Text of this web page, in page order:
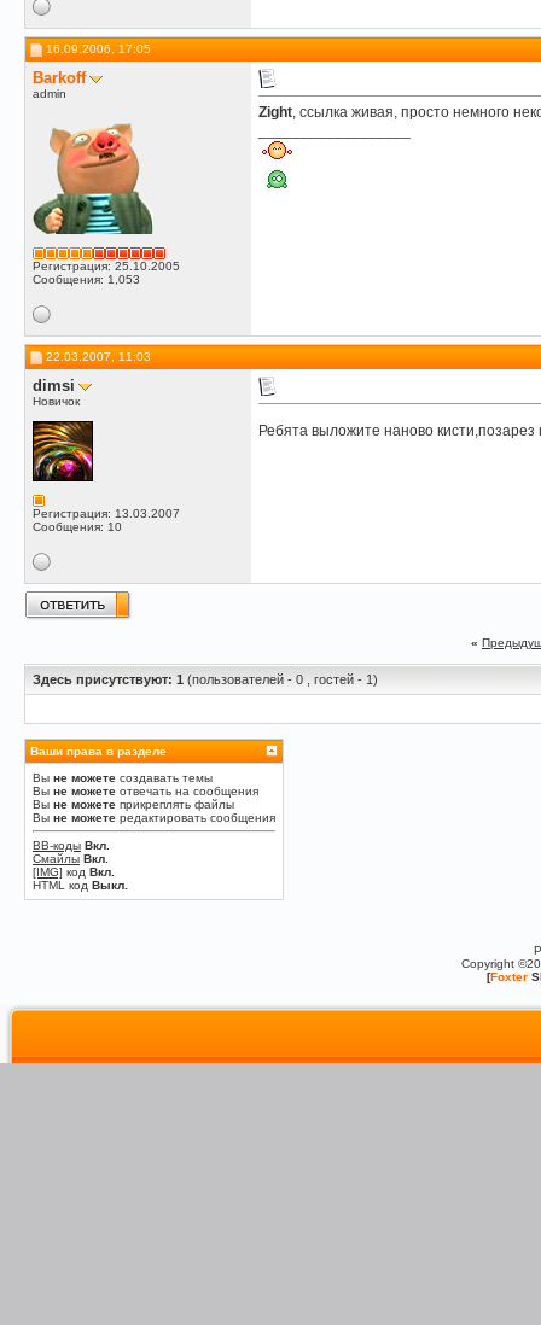
16.09.2006, 17:05
Barkoff
admin
Регистрация: 25.10.2005
Сообщения: 1,053
Zight, ссылка живая, просто немного
22.03.2007, 11:03
dimsi
Новичок
Регистрация: 13.03.2007
Сообщения: 10
Ребята выложите наново
«
Здесь присутствуют: 1 (пользователей - 0 , гостей - 1)
Ваши права в разделе
Вы не можете создавать темы
Вы не можете отвечать на сообщения
Вы не можете прикреплять файлы
Вы не можете редактировать сообщения
BB-коды Вкл.
Смайлы Вкл.
[IMG] код Вкл.
HTML код Выкл.
Copyright
[Foxter